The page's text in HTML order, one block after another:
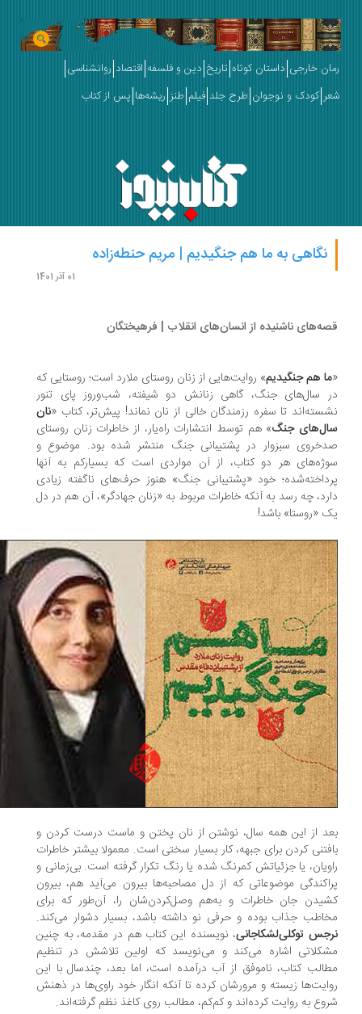
خارجی داستان کوتاه تاریخ دین و فلسفه اقتصاد روانشناسی
کودک و نوجوان طرح جلد فیلم طنز ریشه‌ها پس از کتاب
نگاهی به ما هم جنگیدیم | مریم حنطه‌زاده
ناشنیده‌ از انسان‌های انقلاب | فرهیختگان
هم جنگیدیم» روایت‌هایی از زنان روستای ملارد است؛ روستایی که
سال‌های جنگ، گاهی زنانش دو شیفته، شب‌وروز پای تنور
تا سفره‌ رزمندگان خالی از نان نماند! پیش‌تر، کتاب « نان
جنگ» هم توسط انتشارات راه‌یار، از خاطرات زنان روستای
سبزوار در پشتیبانی جنگ منتشر شده بود. موضوع و
هر دو کتاب، از آن مواردی است که بسیارکم به ‌آنها
خود «پشتیبانی جنگ» هنوز حرف‌های ناگفته‌ زیادی
چه رسد به آنکه خاطرات مربوط به «زنان جهادگر»، آن هم در دل
«روستا» باشد!
از این همه ‌سال، نوشتن از نان ‌پختن و ماست‌ درست کردن و
کردن برای جبهه، کار بسیار سختی است. معمولا بیشتر خاطرات‌
یا جزئیاتش کمرنگ شده یا رنگ تکرار گرفته است. بی‌زمانی و
موضوعاتی که از دل مصاحبه‌ها بیرون می‌آید هم، بیرون
جان خاطرات و به‌هم وصل‌کردن‌شان را، آن‌طور که برای
جذاب بوده و حرفی نو داشته باشد، بسیار دشوار می‌کند.
توکلی‌لشکاجانی، نویسنده‌ این کتاب هم در مقدمه، به چنین
اشاره می‌کند و می‌نویسد که اولین تلاشش در تنظیم
کتاب، ناموفق از آب درآمده است، اما بعد، چندسال با این
زیسته و مرورشان کرده تا آنکه انگار خود راوی‌ها در ذهنش
به روایت کرده‌اند و کم‌کم، مطالب روی کاغذ نظم گرفته‌اند.